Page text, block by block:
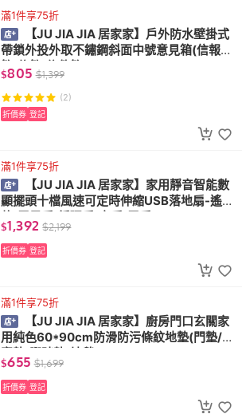
滿1件享75折
【JU JIA JIA 居家家】戶外防水壁掛式
帶鎖外投外取不鏽鋼斜面中號意見箱(信報
箱/信箱/信件箱)
$805 $1,399
(2)
折價券 登記
滿1件享75折
【JU JIA JIA 居家家】家用靜音智能數
顯擺頭十檔風速可定時伸縮USB落地扇-遙控
$1,392 $2,199
折價券 登記
滿1件享75折
【JU JIA JIA 居家家】廚房門口玄關家
用純色60*90cm防滑防污條紋地墊(門墊/迎
$655 $1,699
折價券 登記